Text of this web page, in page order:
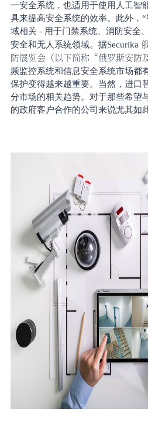
一安全系统，也适用于使用人工智
具来提高安全系统的效率。此外，
域相关 - 用于门禁系统、消防安全
安全和无人系统领域。 据Securika
防展览会（以下简称 “俄罗斯安防
频监控系统和信息安全系统市场都
保护变得越来越重要。当然，进口
分市场的相关趋势。对于那些希望
的政府客户合作的公司来说尤其如